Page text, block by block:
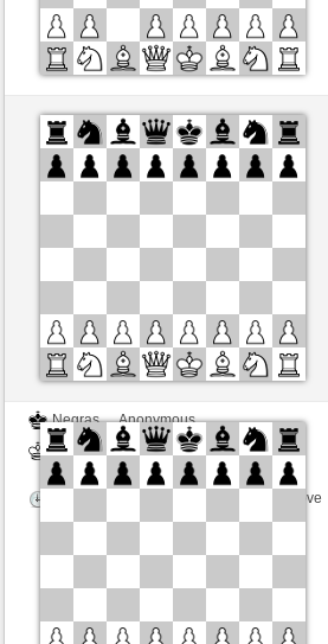
Negras
Anonymous
Blancas
Hinkelstein (1309)
Negras
Anonymous
Blancas
Hinkelstein (1309)
Tiempo: 5 minutes/side + 8 seconds/move